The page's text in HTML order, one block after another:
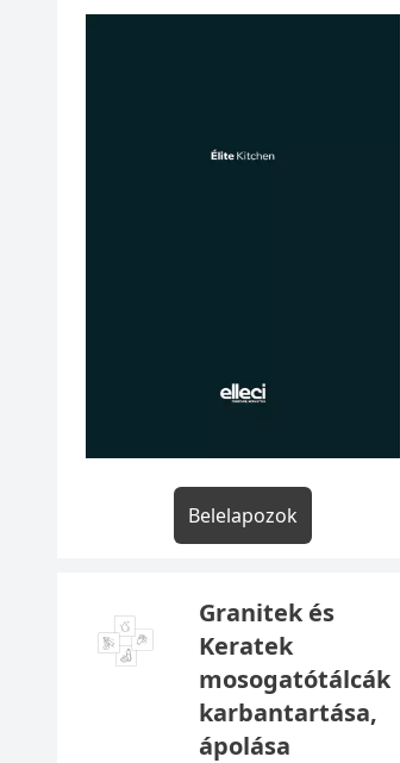
Belelapozok
Granitek és
Keratek
mosogatótálcák
karbantartása,
ápolása